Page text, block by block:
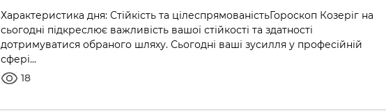
Характеристика дня: Стійкість та цілеспрямованістьГороскоп Козеріг на
сьогодні підкреслює важливість вашої стійкості та здатності
дотримуватися обраного шляху. Сьогодні ваші зусилля у професійній
сфері...
18